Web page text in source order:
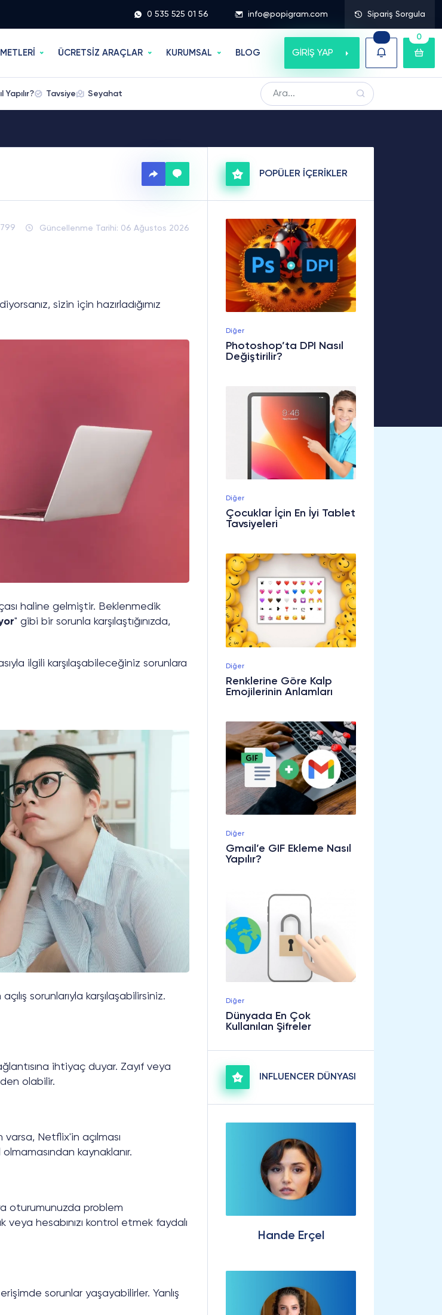
0 535 525 01 56 info@popigram.com Sipariş Sorgula
ÜCRETSİZ ARAÇLAR KURUMSAL BLOG GİRİŞ YAP
0
Yapılır? Tavsiye Seyahat
Güncellenme Tarihi: 06 Ağustos 2026
sizin için hazırladığımız
haline gelmiştir. Beklenmedik
" gibi bir sorunla karşılaştığınızda,
ilgili karşılaşabileceğiniz sorunlara
sorunlarıyla karşılaşabilirsiniz.
ihtiyaç duyar. Zayıf veya
olabilir.
varsa, Netflix'in açılması
kaynaklanır.
oturumunuzda problem
hesabınızı kontrol etmek faydalı
sorunlar yaşayabilirler. Yanlış
POPÜLER İÇERİKLER
Diğer
Photoshop’ta DPI Nasıl
Değiştirilir?
Diğer
Çocuklar İçin En İyi Tablet
Tavsiyeleri
Diğer
Renklerine Göre Kalp
Emojilerinin Anlamları
Diğer
Gmail’e GIF Ekleme Nasıl
Yapılır?
Diğer
Dünyada En Çok
Kullanılan Şifreler
INFLUENCER DÜNYASI
Hande Erçel